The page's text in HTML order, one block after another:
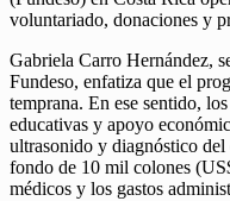
voluntariado, donaciones y
Gabriela Carro Hernández,
Fundeso, enfatiza que el
temprana. En ese sentido,
educativas y apoyo
ultrasonido y diagnóstico del
fondo de 10 mil colones
médicos y los gastos